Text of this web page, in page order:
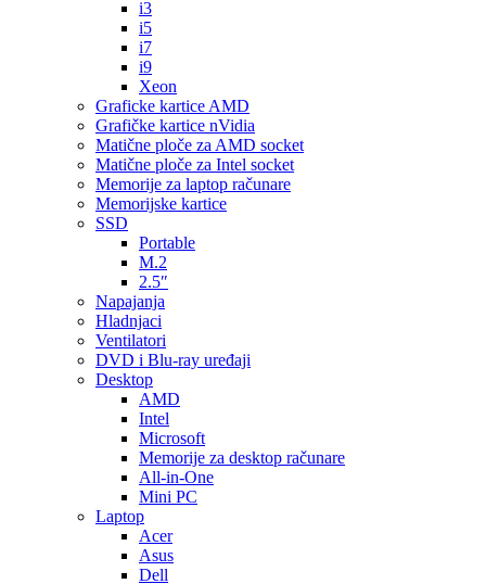
i3
i5
i7
i9
Xeon
Graficke kartice AMD
Grafičke kartice nVidia
Matične ploče za AMD socket
Matične ploče za Intel socket
Memorije za laptop računare
Memorijske kartice
SSD
Portable
M.2
2.5″
Napajanja
Hladnjaci
Ventilatori
DVD i Blu-ray uređaji
Desktop
AMD
Intel
Microsoft
Memorije za desktop računare
All-in-One
Mini PC
Laptop
Acer
Asus
Dell